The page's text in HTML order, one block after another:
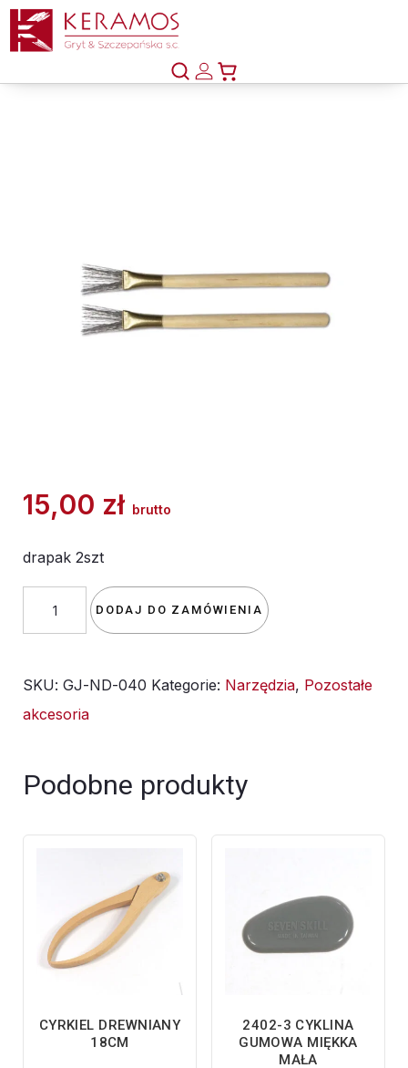
15,00 zł brutto
drapak 2szt
drapak
DODAJ DO ZAMÓWIENIA
SKU: GJ-ND-040 Kategorie: Narzędzia, Pozostałe
akcesoria
Podobne produkty
CYRKIEL DREWNIANY
18CM
2402-3 CYKLINA
GUMOWA MIĘKKA
MAŁA